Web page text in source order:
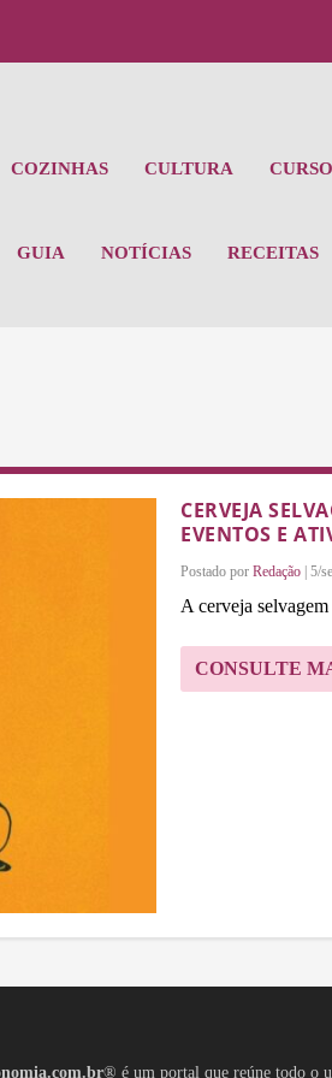
COZINHAS CULTURA
GUIA NOTÍCIAS RECEITAS
CERVEJA
EVENTOS E
Postado por Redação 5/
A cerveja
CONSULTE
® é um portal que reúne todo o